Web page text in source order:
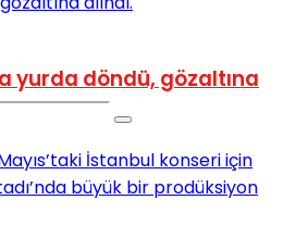
yurda döndü, gözaltına